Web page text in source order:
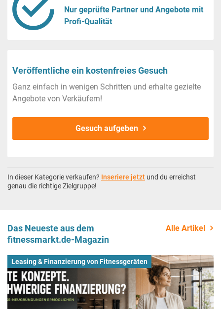
Nur geprüfte Partner und Angebote mit
Profi-Qualität
Veröffentliche ein kostenfreies Gesuch
Ganz einfach in wenigen Schritten und erhalte gezielte
Angebote von Verkäufern!
Gesuch aufgeben
In dieser Kategorie verkaufen? Inseriere jetzt und du erreichst
genau die richtige Zielgruppe!
Das Neueste aus dem
fitnessmarkt.de-Magazin
Alle Artikel
Leasing & Finanzierung von Fitnessgeräten